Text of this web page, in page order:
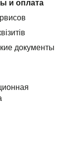
и оплата
документы